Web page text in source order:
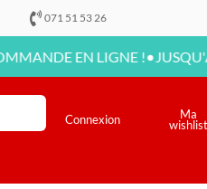
071 51 53 26
EN LIGNE !•JUSQU'AU 31
Connexion Ma
wishlist